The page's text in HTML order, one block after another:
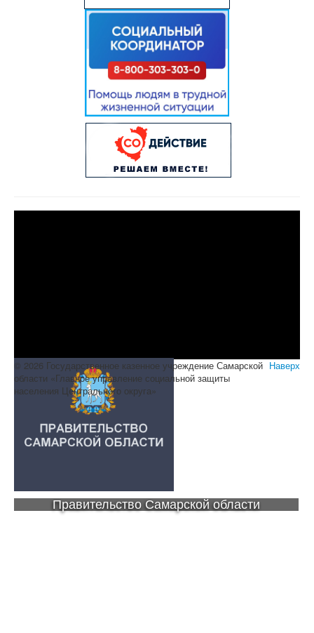
Правительство Самарской области
Наверх
© 2026 Государственное казенное учреждение Самарской
области «Главное управление социальной защиты
населения Центрального округа»